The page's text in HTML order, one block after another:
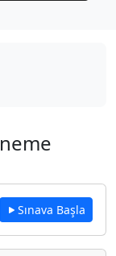
Sınava Başla